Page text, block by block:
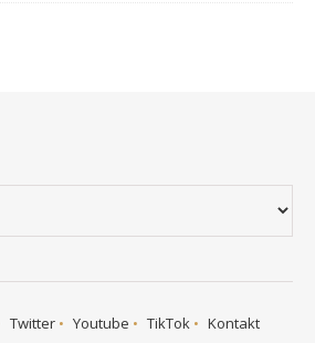
Twitter Youtube TikTok Kontakt